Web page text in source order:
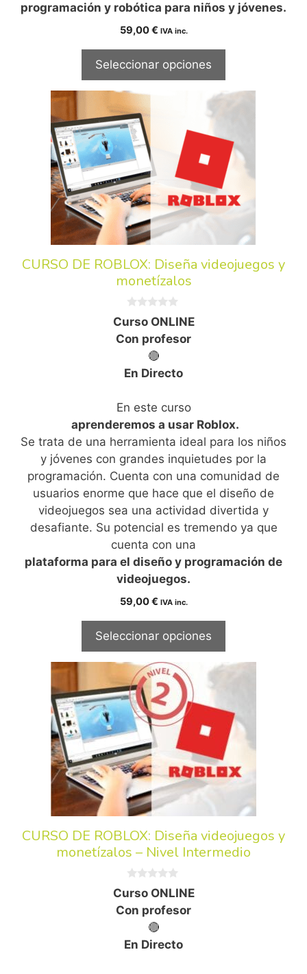
programación y robótica para niños y jóvenes.
59,00€ IVA inc.
Seleccionar opciones
CURSO DE ROBLOX: Diseña videojuegos y
monetízalos
d
e
5
Curso ONLINE
Con profesor
🔴
En Directo
En este curso
aprenderemos a usar Roblox.
Se trata de una herramienta ideal para los niños
y jóvenes con grandes inquietudes por la
programación. Cuenta con una comunidad de
usuarios enorme que hace que el diseño de
videojuegos sea una actividad divertida y
desafiante. Su potencial es tremendo ya que
cuenta con una
plataforma para el diseño y programación de
videojuegos.
59,00€ IVA inc.
Seleccionar opciones
CURSO DE ROBLOX: Diseña videojuegos y
monetízalos – Nivel Intermedio
d
e
5
Curso ONLINE
Con profesor
🔴
En Directo